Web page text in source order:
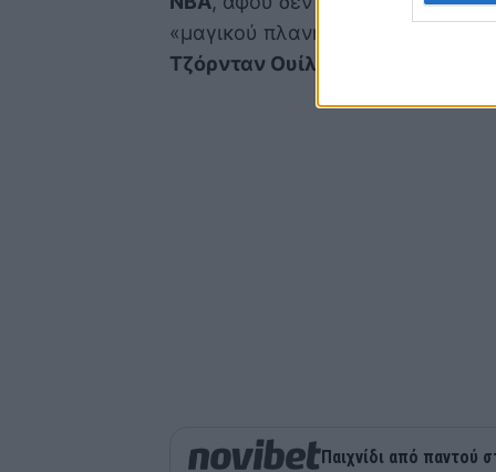
«μαγικού πλανήτη». Τέλος, ο
Τζόρνταν Ουίλιαμς
, υπέγραψε
Παιχνίδι από παντού